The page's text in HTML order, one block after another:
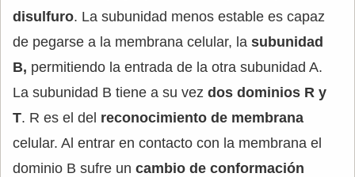
disulfuro. La subunidad menos estable es capaz
de pegarse a la membrana celular, la subunidad
B, permitiendo la entrada de la otra subunidad A.
La subunidad B tiene a su vez dos dominios R y
T. R es el del reconocimiento de membrana
celular. Al entrar en contacto con la membrana el
dominio B sufre un cambio de conformación